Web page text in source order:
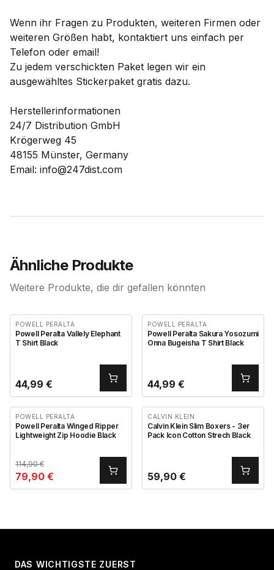
Wenn ihr Fragen zu Produkten, weiteren Firmen oder
weiteren Größen habt, kontaktiert uns einfach per
Telefon oder email!
Zu jedem verschickten Paket legen wir ein
ausgewähltes Stickerpaket gratis dazu.
Herstellerinformationen
24/7 Distribution GmbH
Krögerweg 45
48155 Münster, Germany
Email: info@247dist.com
Ähnliche Produkte
Weitere Produkte, die dir gefallen könnten
POWELL PERALTA
Powell Peralta Vallely Elephant
T Shirt Black
44,99 €
POWELL PERALTA
Powell Peralta Sakura Yosozumi
Onna Bugeisha T Shirt Black
44,99 €
POWELL PERALTA
Powell Peralta Winged Ripper
Lightweight Zip Hoodie Black
114,90€
79,90 €
CALVIN KLEIN
Calvin Klein Slim Boxers - 3er
Pack Icon Cotton Strech Black
59,90 €
DAS WICHTIGSTE ZUERST